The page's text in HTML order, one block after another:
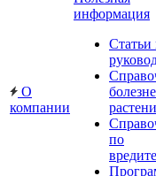
О
компании
информация
Статьи
по